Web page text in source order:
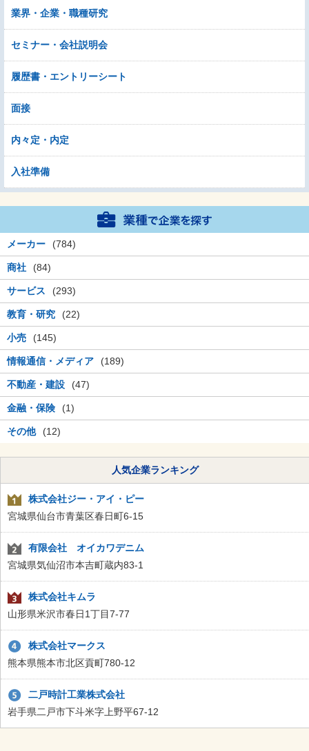
業界・企業・職種研究
セミナー・会社説明会
履歴書・エントリーシート
面接
内々定・内定
入社準備
メーカー (784)
商社 (84)
サービス (293)
教育・研究 (22)
小売 (145)
情報通信・メディア (189)
不動産・建設 (47)
金融・保険 (1)
その他 (12)
人気企業ランキング
株式会社ジー・アイ・ピー
宮城県仙台市青葉区春日町6-15
有限会社 オイカワデニム
宮城県気仙沼市本吉町蔵内83-1
株式会社キムラ
山形県米沢市春日1丁目7-77
株式会社マークス
熊本県熊本市北区貢町780-12
二戸時計工業株式会社
岩手県二戸市下斗米字上野平67-12